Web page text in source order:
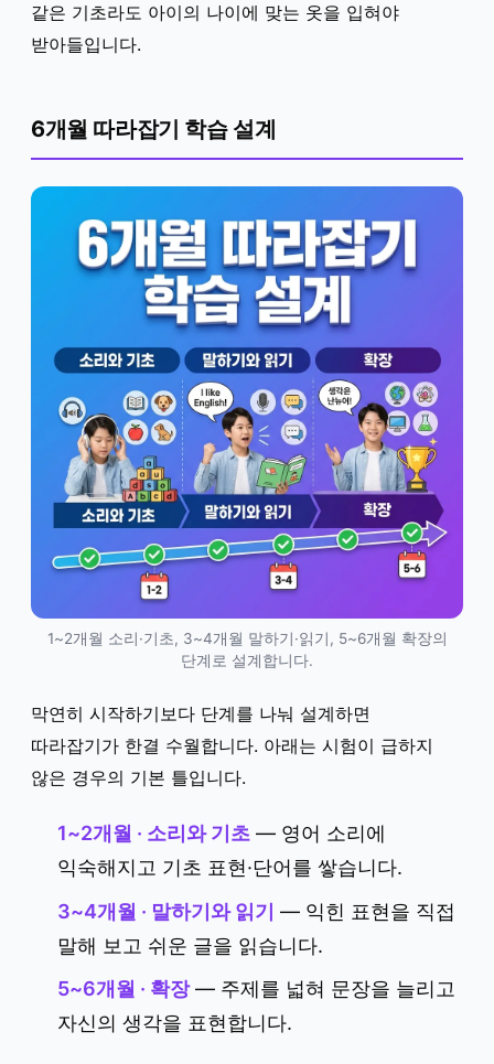
같은 기초라도 아이의 나이에 맞는 옷을 입혀야
받아들입니다.
6개월 따라잡기 학습 설계
1~2개월 소리·기초, 3~4개월 말하기·읽기, 5~6개월 확장의
단계로 설계합니다.
막연히 시작하기보다 단계를 나눠 설계하면
따라잡기가 한결 수월합니다. 아래는 시험이 급하지
않은 경우의 기본 틀입니다.
1~2개월 · 소리와 기초 — 영어 소리에
익숙해지고 기초 표현·단어를 쌓습니다.
3~4개월 · 말하기와 읽기 — 익힌 표현을 직접
말해 보고 쉬운 글을 읽습니다.
5~6개월 · 확장— 주제를 넓혀 문장을 늘리고
자신의 생각을 표현합니다.